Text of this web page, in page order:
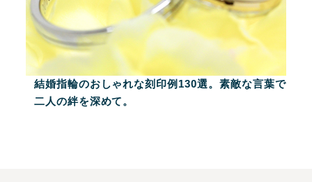
結婚指輪のおしゃれな刻印例130選。素敵な言葉で
二人の絆を深めて。